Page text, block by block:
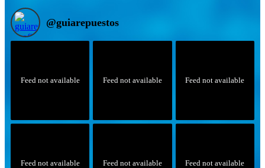
@guiarepuestos
Feed not available Feed not available Feed not available
Feed not available Feed not available Feed not available